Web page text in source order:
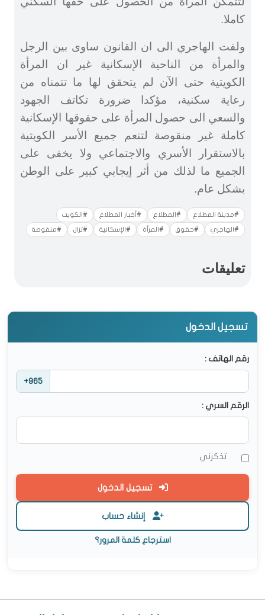
كاملا.
ولفت الهاجري الى ان القانون ساوى بين الرجل
والمرأة من الناحية الإسكانية غير ان المرأة
الكويتية حتى الآن لم يتحقق لها ما تتمناه من
رعاية سكنية، مؤكدا ضرورة تكاتف الجهود
والسعي الى حصول المرأة على حقوقها الإسكانية
كاملة غير منقوصة لتنعم جميع الأسر الكويتية
بالاستقرار الأسري والاجتماعي ولا يخفى على
الجميع ما لذلك من أثر إيجابي كبير على الوطن
بشكل عام.
#مدينة المطلاع #المطلاع #أخبار المطلاع #الكويت
#الهاجري #حقوق #المرأة #الإسكانية #تزال #منقوصة
تعليقات
تسجيل الدخول
رقم الهاتف :
+965
الرقم السري :
تذكرني
تسجيل الدخول
إنشاء حساب
استرجاع كلمة المرور؟